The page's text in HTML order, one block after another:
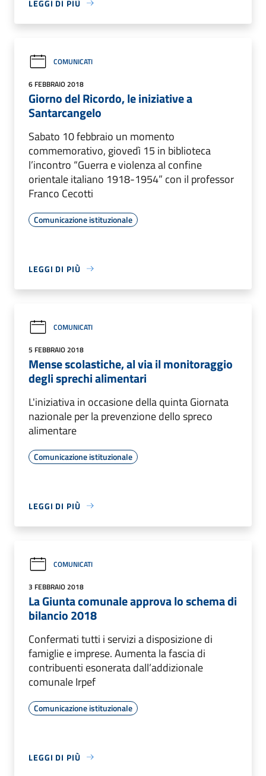
LEGGI DI PIÙ
COMUNICATI
6 FEBBRAIO 2018
Giorno del Ricordo, le iniziative a
Santarcangelo
Sabato 10 febbraio un momento
commemorativo, giovedì 15 in biblioteca
l’incontro “Guerra e violenza al confine
orientale italiano 1918-1954” con il professor
Franco Cecotti
Comunicazione istituzionale
LEGGI DI PIÙ
COMUNICATI
5 FEBBRAIO 2018
Mense scolastiche, al via il monitoraggio
degli sprechi alimentari
L'iniziativa in occasione della quinta Giornata
nazionale per la prevenzione dello spreco
alimentare
Comunicazione istituzionale
LEGGI DI PIÙ
COMUNICATI
3 FEBBRAIO 2018
La Giunta comunale approva lo schema di
bilancio 2018
Confermati tutti i servizi a disposizione di
famiglie e imprese. Aumenta la fascia di
contribuenti esonerata dall’addizionale
comunale Irpef
Comunicazione istituzionale
LEGGI DI PIÙ